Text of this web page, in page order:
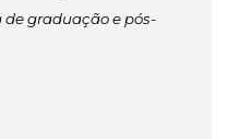
de graduação e pós-